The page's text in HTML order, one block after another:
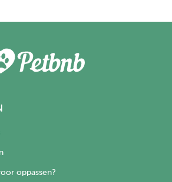
oppassen?